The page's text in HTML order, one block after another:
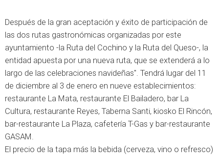
Después de la gran aceptación y éxito de participación de
las dos rutas gastronómicas organizadas por este
ayuntamiento -la Ruta del Cochino y la Ruta del Queso-, la
entidad apuesta por una nueva ruta, que se extenderá a lo
largo de las celebraciones navideñas". Tendrá lugar del 11
de diciembre al 3 de enero en nueve establecimientos:
restaurante La Mata, restaurante El Bailadero, bar La
Cultura, restaurante Reyes, Taberna Santi, kiosko El Rincón,
bar-restaurante La Plaza, cafetería T-Gas y bar-restaurante
GASAM.
El precio de la tapa más la bebida (cerveza, vino o refresco)